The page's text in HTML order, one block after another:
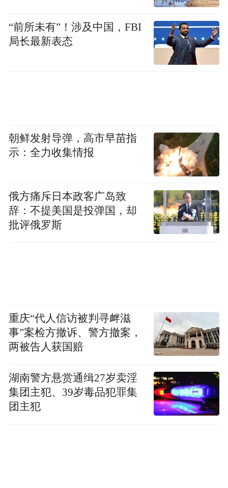
“前所未有”！涉及中国，FBI
局长最新表态
朝鲜发射导弹，高市早苗指
示：全力收集情报
俄方痛斥日本政客广岛致
辞：不提美国是投弹国，却
批评俄罗斯
重庆“代人信访被判寻衅滋
事”案检方撤诉、警方撤案，
两被告人获国赔
湖南警方悬赏通缉27岁卖淫
集团主犯、39岁毒品犯罪集
团主犯